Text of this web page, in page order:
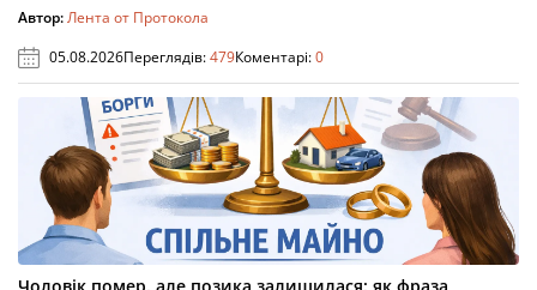
Автор:Лента от Протокола
05.08.2026Переглядів:479Коментарі:0